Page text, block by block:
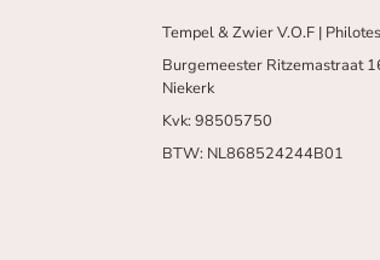
Tempel & Zwier V.O.F | Philotes
Burgemeester Ritzemastraat
Niekerk
Kvk: 98505750
BTW: NL868524244B01